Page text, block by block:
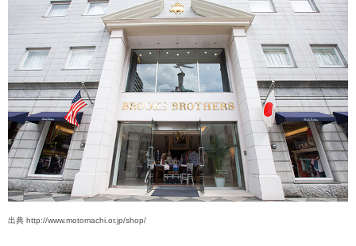
出典 http://www.motomachi.or.jp/shop/